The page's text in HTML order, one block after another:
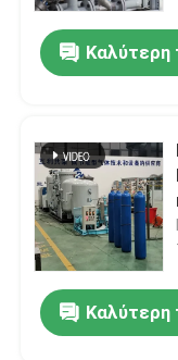
Καλύτερη
Καλύτερη